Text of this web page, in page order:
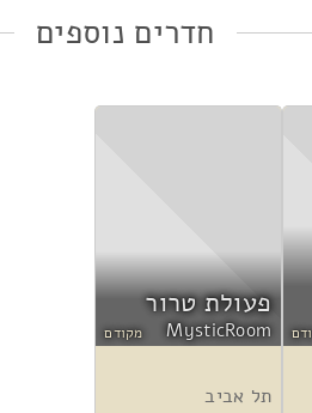
חדרים נוספים
פעולת טרור
MysticRoom מקודם
תל אביב